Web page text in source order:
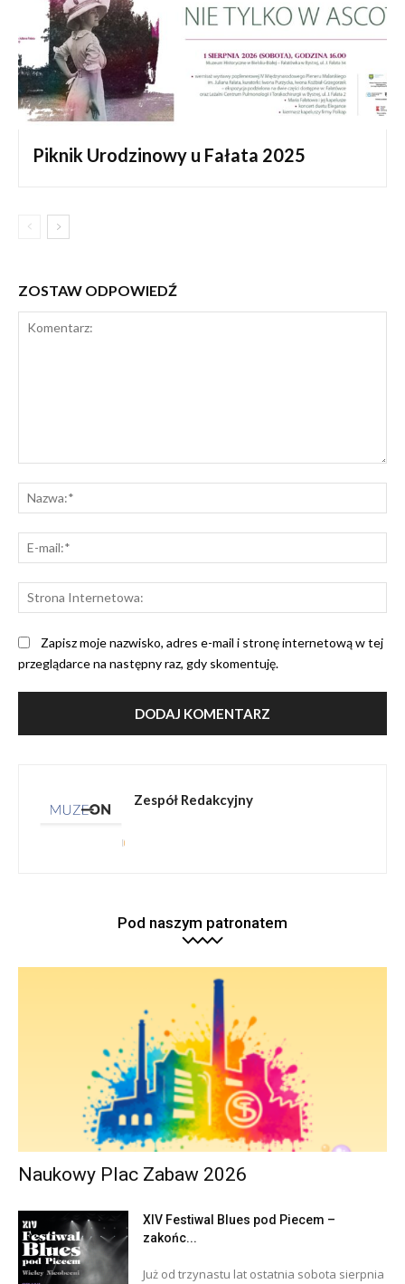
Piknik Urodzinowy u Fałata 2025
ZOSTAW ODPOWIEDŹ
Zapisz moje nazwisko, adres e-mail i stronę internetową w tej
przeglądarce na następny raz, gdy skomentuję.
Zespół Redakcyjny
Pod naszym patronatem
Naukowy Plac Zabaw 2026
XIV Festiwal Blues pod Piecem –
zakońc...
Już od trzynastu lat ostatnia sobota sierpnia